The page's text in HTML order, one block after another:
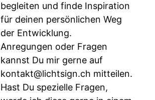
begleiten und finde Inspiration
für deinen persönlichen Weg
der Entwicklung.
Anregungen oder Fragen
kannst Du mir gerne auf
kontakt@lichtsign.ch mitteilen.
Hast Du spezielle Fragen,